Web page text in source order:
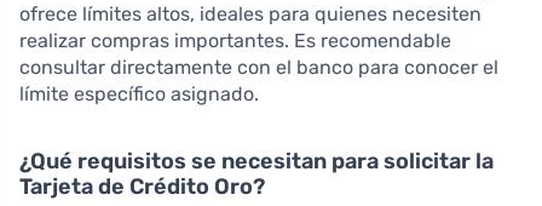
ofrece límites altos, ideales para quienes necesiten
realizar compras importantes. Es recomendable
consultar directamente con el banco para conocer el
límite específico asignado.
¿Qué requisitos se necesitan para solicitar la
Tarjeta de Crédito Oro?